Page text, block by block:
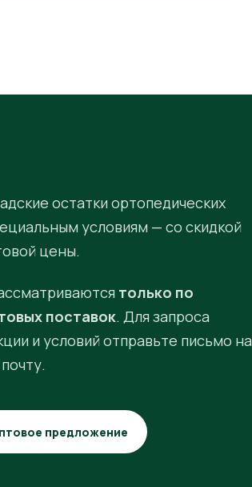
остатки ортопедических
условиям — со скидкой
цены.
только по
поставок. Для запроса
и условий отправьте письмо на
предложение